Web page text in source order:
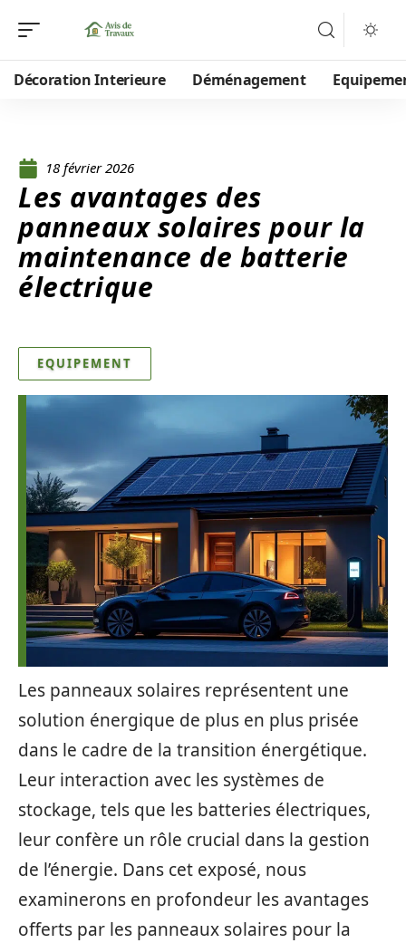
Décoration Interieure Déménagement
18 février 2026
Les avantages des
panneaux solaires pour la
maintenance de batterie
électrique
EQUIPEMENT
Les panneaux solaires représentent une
solution énergique de plus en plus prisée
dans le cadre de la transition énergétique.
Leur interaction avec les systèmes de
stockage, tels que les batteries électriques,
leur confère un rôle crucial dans la gestion
de l’énergie. Dans cet exposé, nous
examinerons en profondeur les avantages
offerts par les panneaux solaires pour la